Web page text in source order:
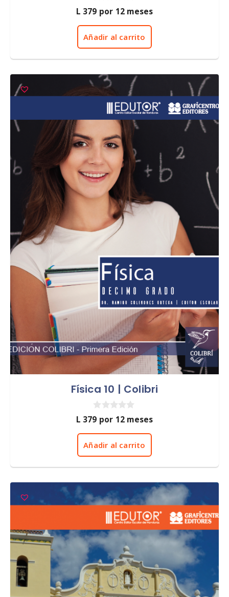
0
d
e
L 379 por 12 meses
Añadir al carrito
Física 10 | Colibri
0
d
e
L 379 por 12 meses
Añadir al carrito